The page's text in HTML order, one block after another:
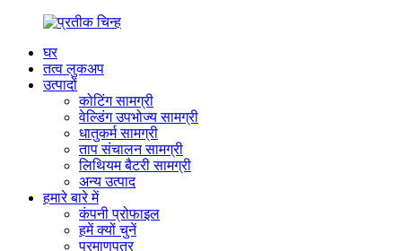
घर
तत्व लुकअप
उत्पादों
कोटिंग सामग्री
वेल्डिंग उपभोज्य सामग्री
धातुकर्म सामग्री
ताप संचालन सामग्री
लिथियम बैटरी सामग्री
अन्य उत्पाद
हमारे बारे में
कंपनी प्रोफाइल
हमें क्यों चुनें
प्रमाणपत्र